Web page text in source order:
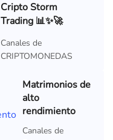
Cripto Storm
Trading 📊✨🚀
Canales de
CRIPTOMONEDAS
Matrimonios de
alto
rendimiento
Canales de